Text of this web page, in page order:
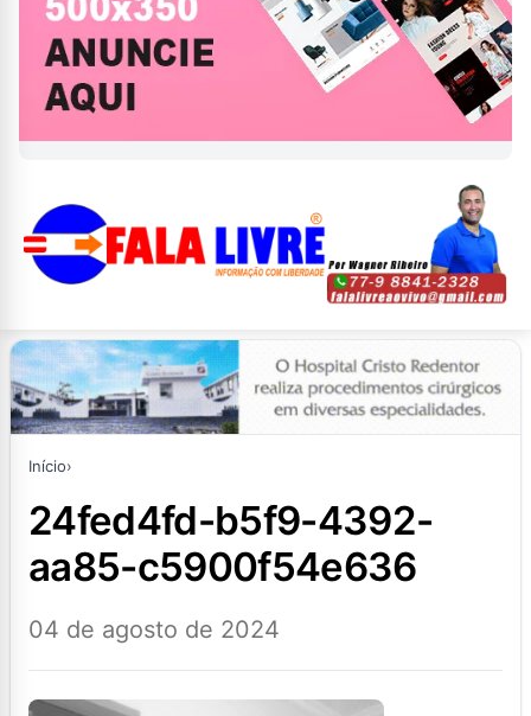
Início›
24fed4fd-b5f9-4392-
aa85-c5900f54e636
04 de agosto de 2024